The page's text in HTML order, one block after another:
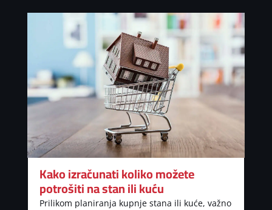
Kako izračunati koliko možete
potrošiti na stan ili kuću
Prilikom planiranja kupnje stana ili kuće, važno